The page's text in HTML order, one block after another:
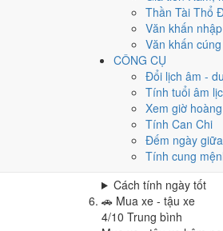
Thần Tài Thổ
Văn khấn
Văn khấn
CÔNG CỤ
Đổi lịch âm -
Tính tuổi âm
Xem giờ
Tính Can Chi
Đếm ngày
Tính cung
Ký hợp đồng - giao ước
Cách tính ngày tốt
🏗️ Động thổ - khởi công
Trung bình
Động thổ - khởi công
Cách tính ngày tốt
Nhập trạch - vào nhà
Trung bình
Nhập trạch - vào nhà
Cách tính ngày tốt
🚗 Mua xe - tậu xe
4/10 Trung bình